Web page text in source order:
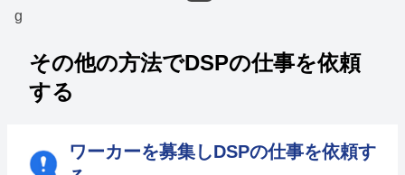
その他の方法でDSPの仕事を依頼
する
ワーカーを募集しDSPの仕事を依頼す